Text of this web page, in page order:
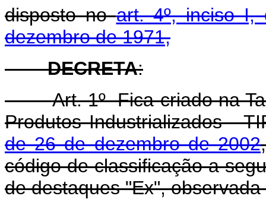
disposto noart. 4º, inciso I,
dezembro de 1971,
DECRETA:
Art. 1º Fica criado na
Produtos Industrializados -
de 26 de dezembro de 2002
código de classificação a
de destaques "Ex",